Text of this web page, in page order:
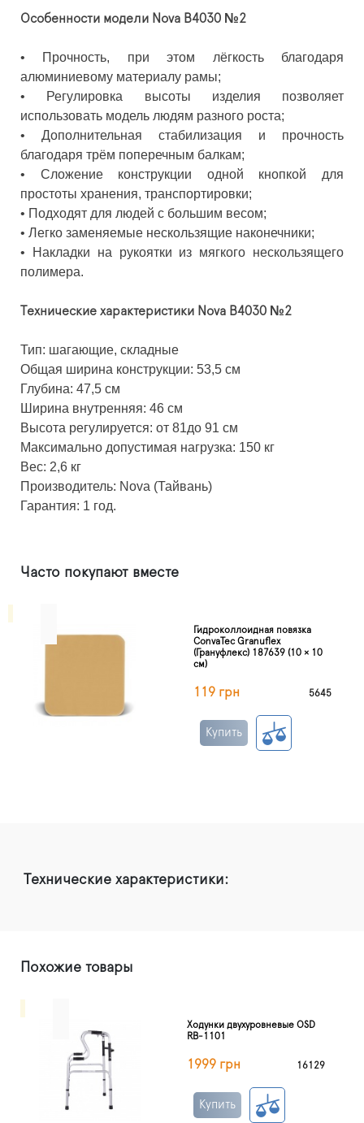
Особенности модели Nova B4030 №2
• Прочность, при этом лёгкость благодаря
алюминиевому материалу рамы;
• Регулировка высоты изделия позволяет
использовать модель людям разного роста;
• Дополнительная стабилизация и прочность
благодаря трём поперечным балкам;
• Сложение конструкции одной кнопкой для
простоты хранения, транспортировки;
• Подходят для людей с большим весом;
• Легко заменяемые нескользящие наконечники;
• Накладки на рукоятки из мягкого нескользящего
полимера.
Технические характеристики Nova B4030 №2
Тип: шагающие, складные
Общая ширина конструкции: 53,5 см
Глубина: 47,5 см
Ширина внутренняя: 46 см
Высота регулируется: от 81до 91 см
Максимально допустимая нагрузка: 150 кг
Вес: 2,6 кг
Производитель: Nova (Тайвань)
Гарантия: 1 год.
Часто покупают вместе
Гидроколлоидная повязка
ConvaTec Granuflex
(Грануфлекс) 187639 (10 × 10
см)
119 грн 5645
Купить
Технические характеристики:
Похожие товары
Ходунки двухуровневые OSD
RB-1101
1999 грн 16129
Купить